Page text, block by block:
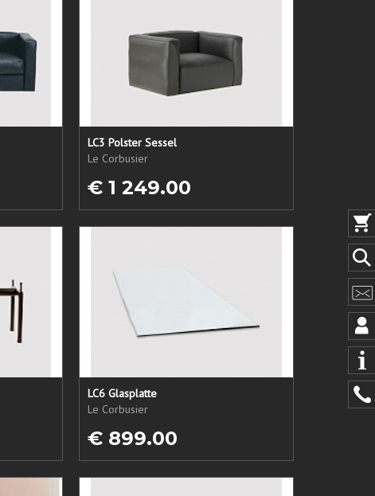
LC3 Polster Sessel
Le Corbusier
€ 1 249.00
LC6 Glasplatte
Le Corbusier
€ 899.00